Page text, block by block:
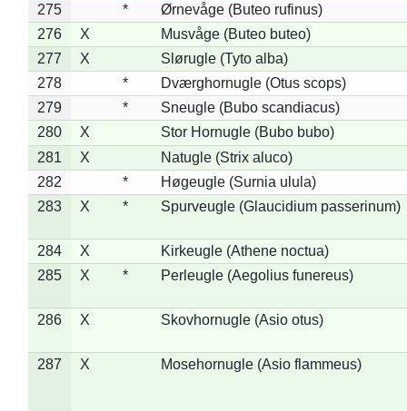
275 *
Ørnevåge (Buteo rufinus)
276
X
Musvåge (Buteo buteo)
277
X
Slørugle (Tyto alba)
278
*
Dværghornugle (Otus scops)
279
*
Sneugle (Bubo scandiacus)
280
X
Stor Hornugle (Bubo bubo)
281
X
Natugle (Strix aluco)
282
*
Høgeugle (Surnia ulula)
283
X * Spurveugle (Glaucidium passerinum)
284 X
Kirkeugle (Athene noctua)
285
X * Perleugle (Aegolius funereus)
286 X Skovhornugle (Asio otus)
287 X Mosehornugle (Asio flammeus)